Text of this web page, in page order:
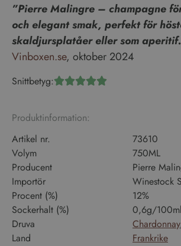
”Pierre Malingre – champagne
och elegant smak, perfekt för
skaldjursplatåer eller som
Vinboxen.se, oktober 2024
Snittbetyg:
Produktinformation:
Artikel nr.
73610
Volym
750ML
Producent
Pierre
Importör
Winestock
Procent (%)
12%
Sockerhalt (%)
0,6g/100ml
Druva
Chardonnay
Land
Frankrike